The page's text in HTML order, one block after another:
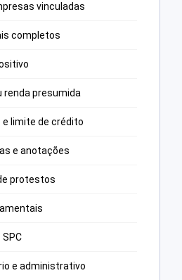
vinculadas
completos
renda presumida
e limite de crédito
e anotações
protestos
e administrativo